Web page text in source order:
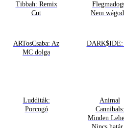
Tibbah: Remix
Cut
Nem
ARTosCsaba: Az
MC dolga
DARK$IDE:
Ludditák:
Porcogó
Animal
Cannibals:
Minden